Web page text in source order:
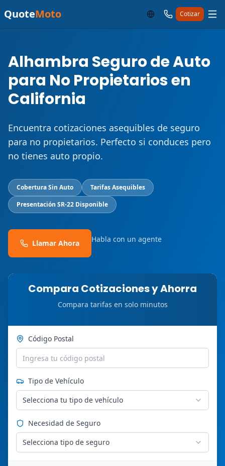
QuoteMoto Cotizar
Alhambra Seguro de Auto
para No Propietarios en
California
Encuentra cotizaciones asequibles de seguro
para no propietarios. Perfecto si conduces pero
no tienes auto propio.
Cobertura Sin Auto
Tarifas Asequibles
Presentación SR-22 Disponible
Llamar Ahora Habla con un agente
Compara Cotizaciones y Ahorra
Compara tarifas en solo minutos
Código Postal
Tipo de Vehículo
Selecciona tu tipo de vehículo
Necesidad de Seguro
Selecciona tipo de seguro